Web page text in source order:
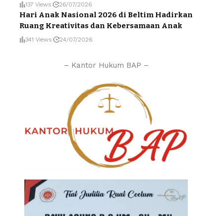
137 Views 26/07/2026
Hari Anak Nasional 2026 di Beltim Hadirkan
Ruang Kreativitas dan Kebersamaan Anak
341 Views 24/07/2026
– Kantor Hukum BAP –